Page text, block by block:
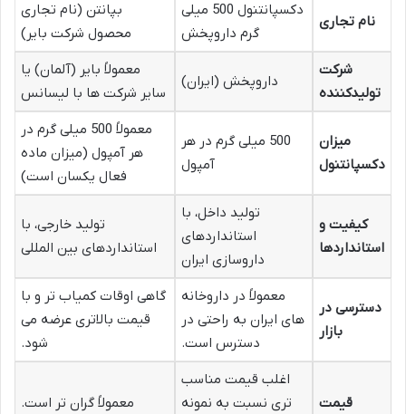
نام تجاری
دکسپانتنول 500 میلی
گرم داروپخش
بپانتن (نام تجاری
محصول شرکت بایر)
شرکت
تولیدکننده
داروپخش (ایران)
معمولاً بایر (آلمان) یا
سایر شرکت ها با لیسانس
میزان
دکسپانتنول
500 میلی گرم در هر
آمپول
معمولاً 500 میلی گرم در
هر آمپول (میزان ماده
فعال یکسان است)
کیفیت و
استانداردها
تولید داخل، با
استانداردهای
داروسازی ایران
تولید خارجی، با
استانداردهای بین المللی
دسترسی در
بازار
معمولاً در داروخانه
های ایران به راحتی در
دسترس است.
گاهی اوقات کمیاب تر و با
قیمت بالاتری عرضه می
شود.
قیمت
اغلب قیمت مناسب
تری نسبت به نمونه
معمولاً گران تر است.